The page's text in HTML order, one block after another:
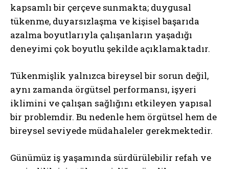
kapsamlı bir çerçeve sunmakta; duygusal
tükenme, duyarsızlaşma ve kişisel başarıda
azalma boyutlarıyla çalışanların yaşadığı
deneyimi çok boyutlu şekilde açıklamaktadır.
Tükenmişlik yalnızca bireysel bir sorun değil,
aynı zamanda örgütsel performansı, işyeri
iklimini ve çalışan sağlığını etkileyen yapısal
bir problemdir. Bu nedenle hem örgütsel hem de
bireysel seviyede müdahaleler gerekmektedir.
Günümüz iş yaşamında sürdürülebilir refah ve